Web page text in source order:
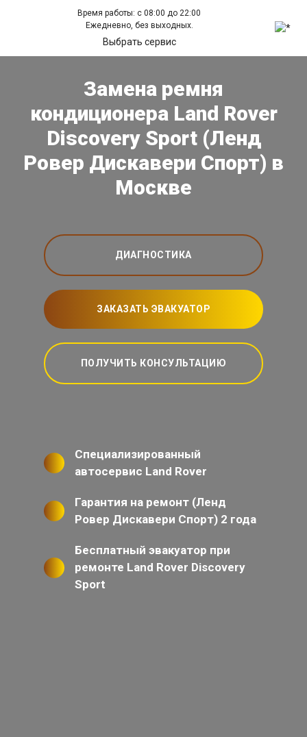
Время работы: с 08:00 до 22:00
Ежедневно, без выходных.
Выбрать сервис
Замена ремня
кондиционера Land Rover
Discovery Sport (Ленд
Ровер Дискавери Спорт) в
Москве
ДИАГНОСТИКА
ЗАКАЗАТЬ ЭВАКУАТОР
ПОЛУЧИТЬ КОНСУЛЬТАЦИЮ
Специализированный
автосервис Land Rover
Гарантия на ремонт (Ленд
Ровер Дискавери Спорт) 2 года
Бесплатный эвакуатор при
ремонте Land Rover Discovery
Sport